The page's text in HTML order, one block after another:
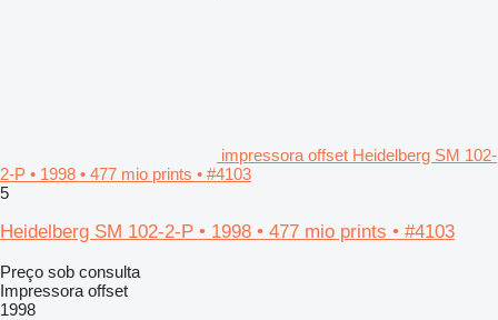
impressora offset Heidelberg SM 102-
2-P • 1998 • 477 mio prints • #4103
5
Heidelberg SM 102-2-P • 1998 • 477 mio prints • #4103
Preço sob consulta
Impressora offset
1998